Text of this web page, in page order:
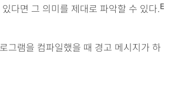
다면 그 의미를 제대로 파악할 수 있다. E
그램을 컴파일했을 때 경고 메시지가 하